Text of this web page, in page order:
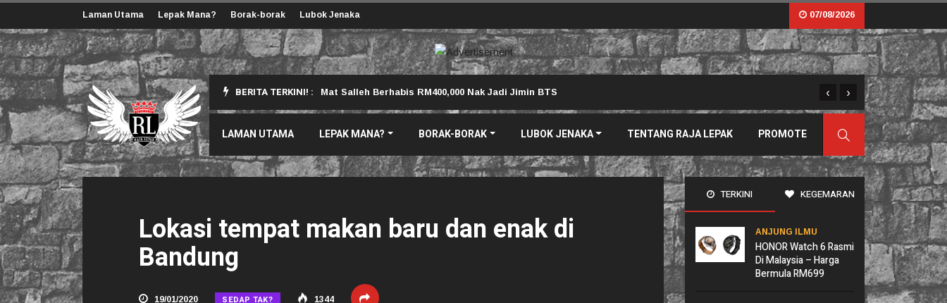
Laman Utama Lepak Mana? Borak-borak Lubok Jenaka 07/08/2026
BERITA TERKINI! :
Korang Perlu Tahu Mat Salleh Berhabis RM400,000 Nak Jadi Jimin BTS Sama Tapi Tak Serupa:
‹ ›
LAMAN UTAMA LEPAK MANA? BORAK-BORAK LUBOK JENAKA TENTANG RAJA LEPAK PROMOTE
Lokasi tempat makan baru dan enak di
Bandung
19/01/2020 SEDAP TAK? 1344
TERKINI KEGEMARAN
ANJUNG ILMU
HONOR Watch 6 Rasmi
Di Malaysia – Harga
Bermula RM699